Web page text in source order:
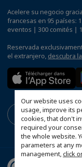
Our website uses
usage, improve its
cookies, that don't
required your
the whole website.
parameters at any
management,click
Acelere su negocio
francesas en 95 países:
eventos | 300 comités |
Reservada
el extranjero, descubra